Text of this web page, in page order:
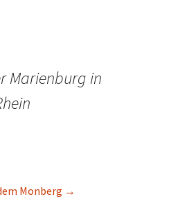
Marienburg in
Monberg →